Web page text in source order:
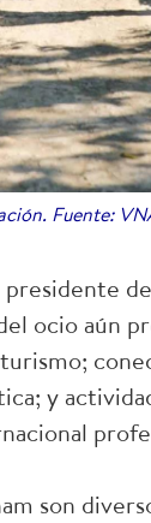
Fuente:
ocio aún
y
son